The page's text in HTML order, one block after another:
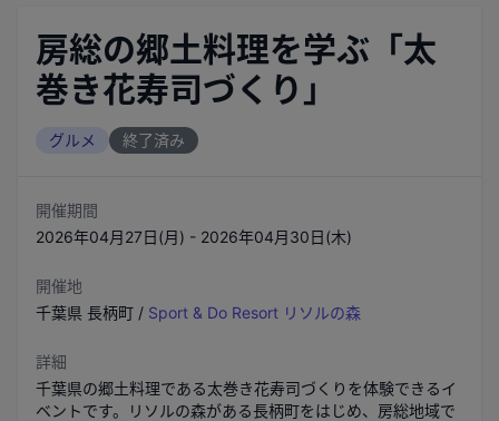
房総の郷土料理を学ぶ「太
巻き花寿司づくり」
グルメ 終了済み
開催期間
2026年04月27日(月) - 2026年04月30日(木)
開催地
千葉県 長柄町 / Sport & Do Resort リソルの森
詳細
千葉県の郷土料理である太巻き花寿司づくりを体験できるイ
ベントです。リソルの森がある長柄町をはじめ、房総地域で